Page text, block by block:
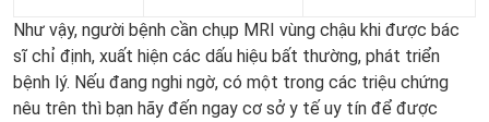
Như vậy, người bệnh cần chụp MRI vùng chậu khi được bác
sĩ chỉ định, xuất hiện các dấu hiệu bất thường, phát triển
bệnh lý. Nếu đang nghi ngờ, có một trong các triệu chứng
nêu trên thì bạn hãy đến ngay cơ sở y tế uy tín để được